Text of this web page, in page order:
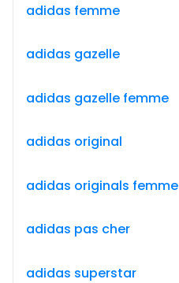
adidas femme
adidas gazelle
adidas gazelle femme
adidas original
adidas originals femme
adidas pas cher
adidas superstar